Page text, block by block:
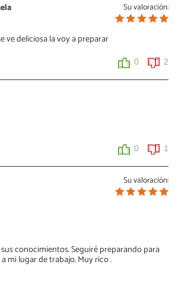
Su valoración:
ve deliciosa la voy a preparar
0 2
0 1
Su valoración:
conocimientos. Seguiré preparando para
mi lugar de trabajo. Muy rico .